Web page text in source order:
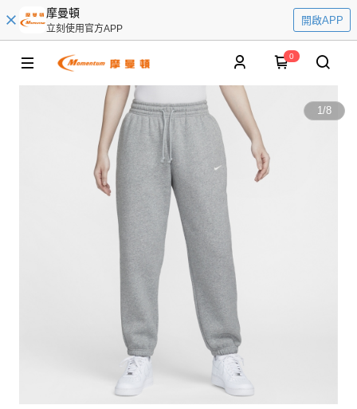
摩曼頓
立刻使用官方APP
開啟APP
0
1/8